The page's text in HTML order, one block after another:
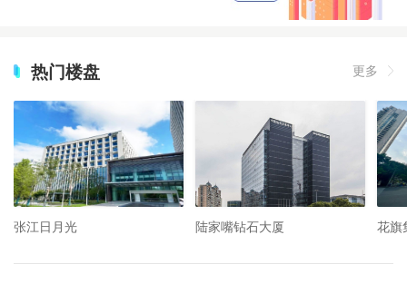
热门楼盘 更多
张江日月光 陆家嘴钻石大厦 花旗